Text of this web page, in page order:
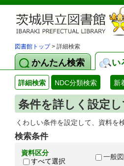
図書館トップ> 詳細検索
かんたん検索 い
詳細検索 NDC分類検索 新
条件を詳しく設定
くわしい条件を設定して、資料を
検索条件
資料区分
すべて選択
一般